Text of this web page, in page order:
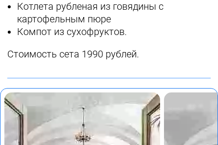
Котлета рубленая из говядины с
картофельным пюре
Компот из сухофруктов.
Стоимость сета 1990 рублей.